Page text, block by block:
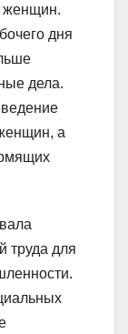
женщин.
дня
дела.
а
труда для